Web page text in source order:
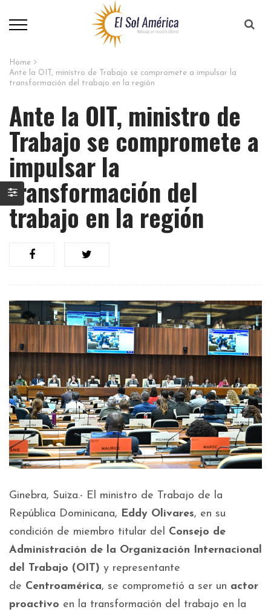
Home
Ante la OIT, ministro de Trabajo se compromete a impulsar la
transformación del trabajo en la región
Ante la OIT, ministro de
Trabajo se compromete a
impulsar la
transformación del
trabajo en la región
Ginebra, Suiza.- El ministro de Trabajo de la
República Dominicana, Eddy Olivares, en su
condición de miembro titular del Consejo de
Administración de la Organización Internacional
del Trabajo (OIT) y representante
de Centroamérica, se comprometió a ser un actor
proactivo en la transformación del trabajo en la